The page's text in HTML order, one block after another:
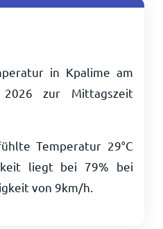
in Kpalime am
zur Mittagszeit
Temperatur 29°C
liegt bei 79% bei
von 9km/h